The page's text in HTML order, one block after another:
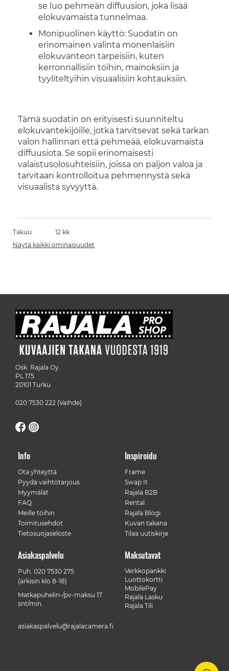
se luo pehmeän diffuusion, joka lisää
elokuvamaista tunnelmaa.
Monipuolinen käyttö: Suodatin on
erinomainen valinta monenlaisiin
elokuvanteon tarpeisiin, kuten
kerronnallisiin töihin, mainoksiin ja
tyyliteltyihin visuaalisiin kohtauksiin.
Tämä suodatin on erityisesti suunniteltu
elokuvantekijöille, jotka tarvitsevat sekä tarkan
valon hallinnan että pehmeää, elokuvamaista
diffuusiota. Se sopii erinomaisesti
valaistusolosuhteisiin, joissa on paljon valoa ja
tarvitaan kontrolloitua pehmennystä sekä
visuaalista syvyyttä.
Takuu
12 kk
Näytä kaikki ominaisuudet
Osk. Rajala Oy
PL 175
20101 Turku
020 7530 222 (Vaihde)
Info
Ota yhteyttä
Pyydä vaihtotarjous
Myymälät
FAQ
Meille töihin
Toimitusehdot
Tietosuojaseloste
Inspiroidu
Frame
Swap It
Rajala B2B
Rental
Rajala Blogi
Kuvan takana
Tilaa uutiskirje
Maksutavat
Verkkopankki
Luottokortti
MobilePay
Rajala Lasku
Rajala Tili
Asiakaspalvelu
Puh. 020 7530 275
(arkisin klo 8-18)
Matkapuhelin-/pv-maksu 17
snt/min.
asiakaspalvelu@rajalacamera.fi